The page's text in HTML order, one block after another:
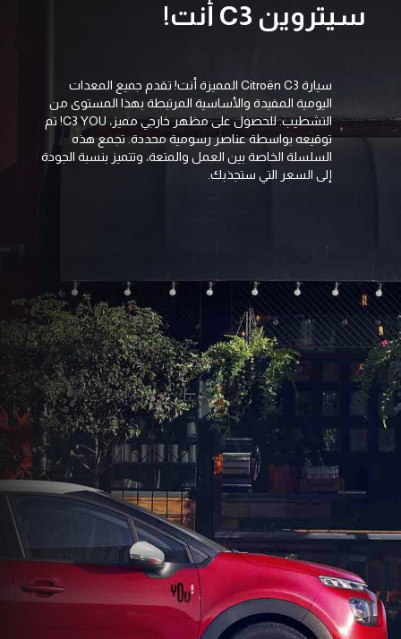
سيتروين C3 أنت!
سيارة Citroën C3 المميزة أنت! تقدم جميع المعدات
اليومية المفيدة والأساسية المرتبطة بهذا المستوى من
التشطيب. للحصول على مظهر خارجي مميز، C3 YOU! تم
توقيعه بواسطة عناصر رسومية محددة. تجمع هذه
السلسلة الخاصة بين العمل والمتعة، وتتميز بنسبة الجودة
إلى السعر التي ستجذبك.